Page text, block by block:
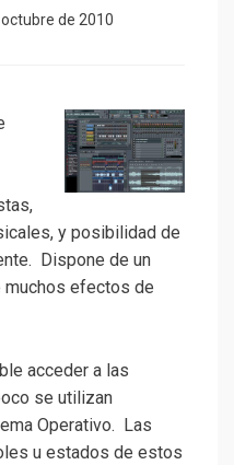
de 2010
y posibilidad de
Dispone de un
muchos efectos de
acceder a las
se utilizan
Operativo. Las
u estados de estos